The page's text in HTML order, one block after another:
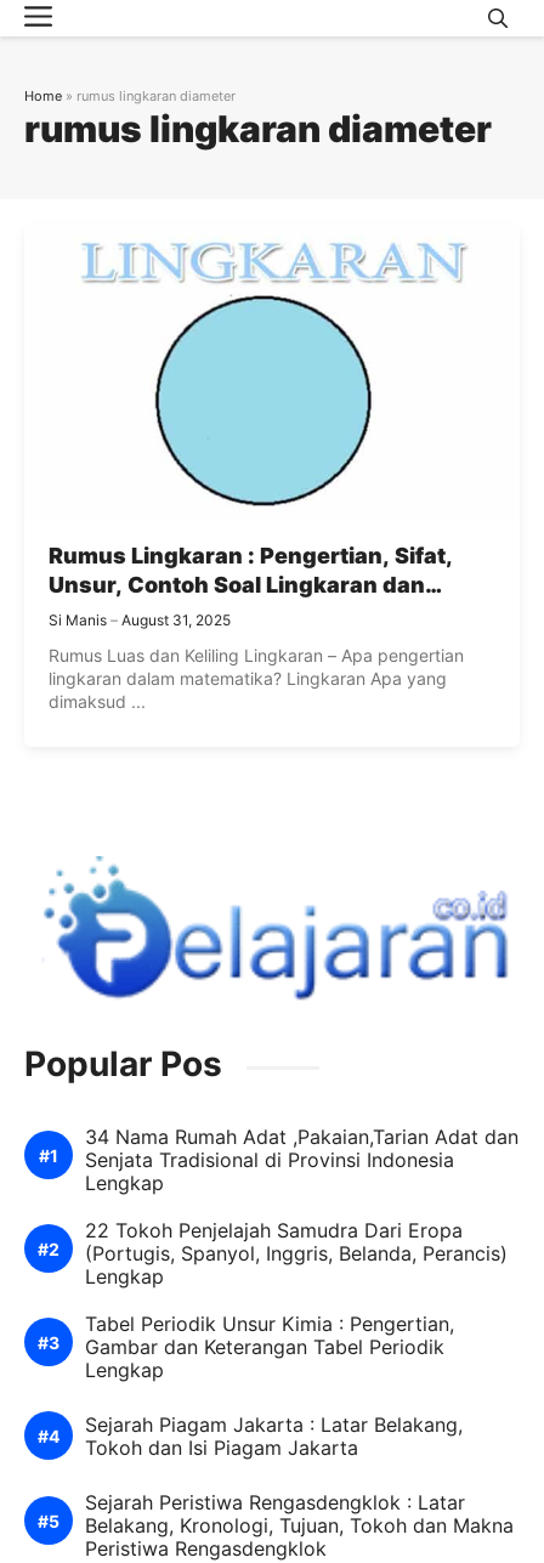
Skip
to
Menu
rumus lingkaran diameter
Home » rumus lingkaran diameter
Rumus Lingkaran : Pengertian, Sifat,
Unsur, Contoh Soal Lingkaran dan
Pembahasannya
Si Manis August 31, 2025
Rumus Luas dan Keliling Lingkaran – Apa pengertian
lingkaran dalam matematika? Lingkaran Apa yang
dimaksud ...
Popular Pos
34 Nama Rumah Adat ,Pakaian,Tarian Adat dan
Senjata Tradisional di Provinsi Indonesia
Lengkap
22 Tokoh Penjelajah Samudra Dari Eropa
(Portugis, Spanyol, Inggris, Belanda, Perancis)
Lengkap
Tabel Periodik Unsur Kimia : Pengertian,
Gambar dan Keterangan Tabel Periodik
Lengkap
Sejarah Piagam Jakarta : Latar Belakang,
Tokoh dan Isi Piagam Jakarta
Sejarah Peristiwa Rengasdengklok : Latar
Belakang, Kronologi, Tujuan, Tokoh dan Makna
Peristiwa Rengasdengklok